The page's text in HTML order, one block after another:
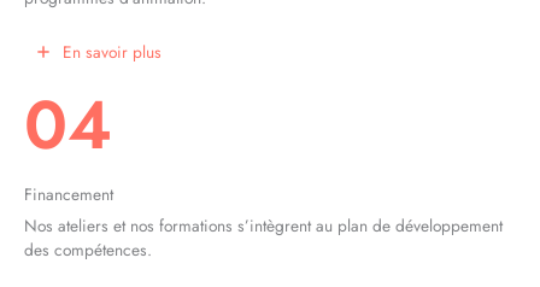
En savoir plus
04
Financement
Nos ateliers et nos formations s’intègrent au plan de développement
des compétences.